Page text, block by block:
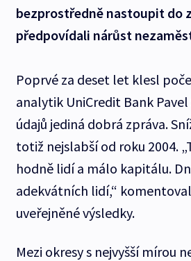
bezprostředně nastoupit do
předpovídali nárůst
Poprvé za deset let klesl
analytik UniCredit Bank
údajů jediná dobrá zpráva.
totiž nejslabší od roku 2004.
hodně lidí a málo kapitálu.
adekvátních lidí,“
uveřejněné výsledky.
Mezi okresy s nejvyšší mírou